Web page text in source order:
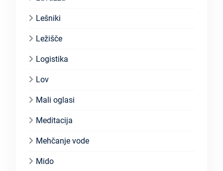
Lešniki
Ležišče
Logistika
Lov
Mali oglasi
Meditacija
Mehčanje vode
Mido